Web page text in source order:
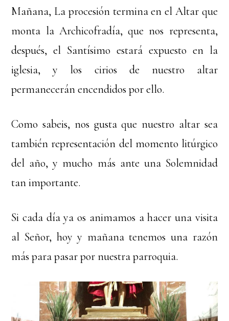
Mañana, La procesión termina en el Altar que
monta la Archicofradía, que nos representa,
después, el Santísimo estará expuesto en la
iglesia, y los cirios de nuestro altar
permanecerán encendidos por ello.
Como sabeis, nos gusta que nuestro altar sea
también representación del momento litúrgico
del año, y mucho más ante una Solemnidad
tan importante.
Si cada día ya os animamos a hacer una visita
al Señor, hoy y mañana tenemos una razón
más para pasar por nuestra parroquia.